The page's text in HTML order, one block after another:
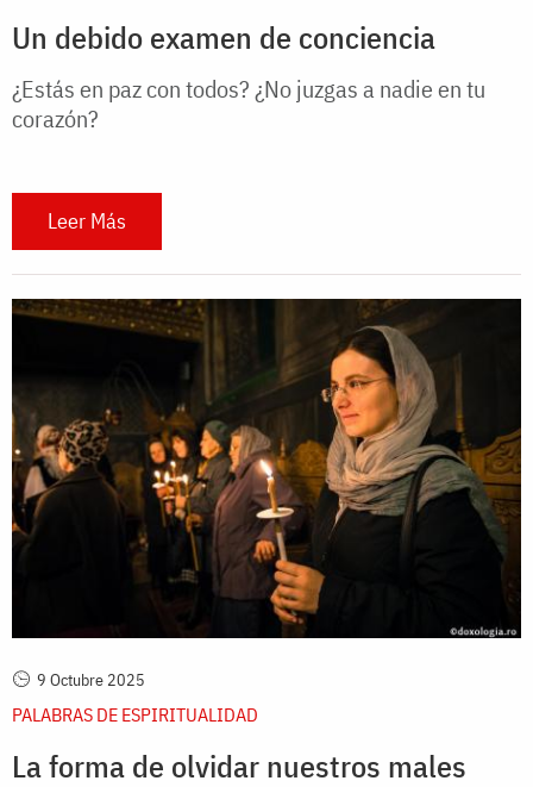
Un debido examen de conciencia
¿Estás en paz con todos? ¿No juzgas a nadie en tu
corazón?
Leer Más
9 Octubre 2025
PALABRAS DE ESPIRITUALIDAD
La forma de olvidar nuestros males